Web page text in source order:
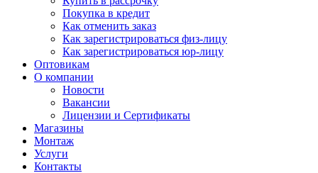
Покупка в кредит
Как отменить заказ
Как зарегистрироваться физ-лицу
Как зарегистрироваться юр-лицу
Оптовикам
О компании
Новости
Вакансии
Лицензии и Сертификаты
Магазины
Монтаж
Услуги
Контакты